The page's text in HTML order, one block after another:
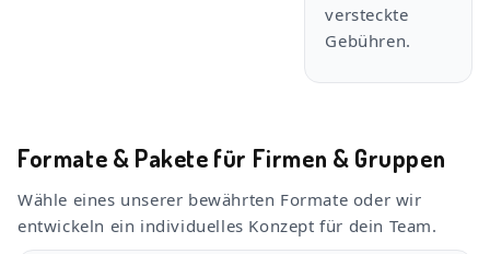
versteckte
Gebühren.
Formate & Pakete für Firmen & Gruppen
Wähle eines unserer bewährten Formate oder wir
entwickeln ein individuelles Konzept für dein Team.